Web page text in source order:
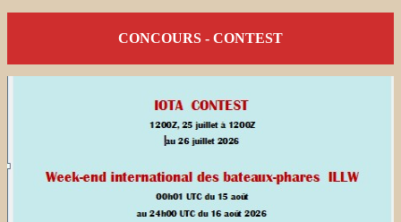
CONCOURS - CONTEST